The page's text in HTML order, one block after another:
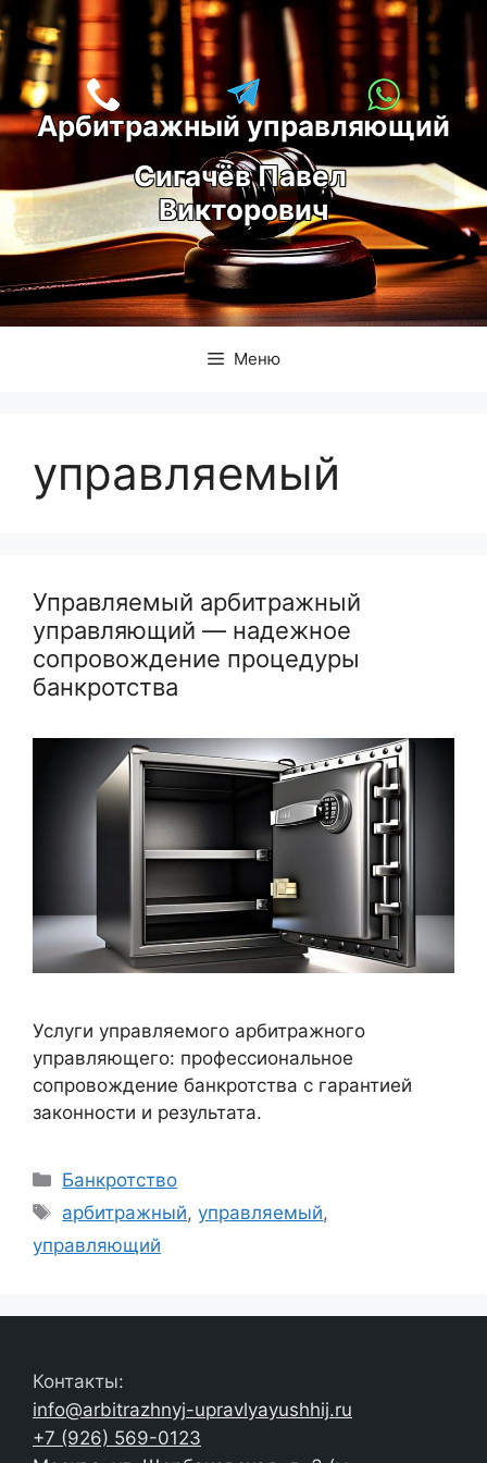
Перейти
к
содержимому
Арбитражный управляющий
Сигачёв Павел
Викторович
Меню
управляемый
Управляемый арбитражный
управляющий — надежное
сопровождение процедуры
банкротства
Услуги управляемого арбитражного
управляющего: профессиональное
сопровождение банкротства с гарантией
законности и результата.
Рубрики
Банкротство
Метки
арбитражный,управляемый,
управляющий
Контакты:
info@arbitrazhnyj-upravlyayushhij.ru
+7 (926) 569-0123